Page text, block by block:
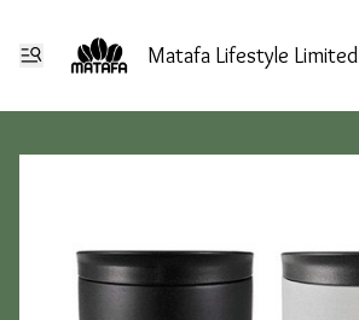
Matafa Lifestyle Limited